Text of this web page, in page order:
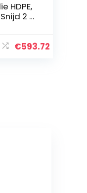
HDPE,
2 x
m (Size :
€593.72